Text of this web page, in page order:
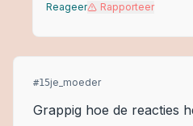
Reageer Rapporteer
#15je_moeder
Grappig hoe de reacties